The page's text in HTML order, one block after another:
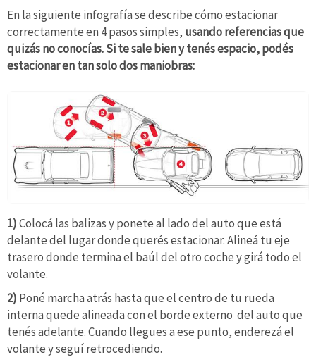
En la siguiente infografía se describe cómo estacionar
correctamente en 4 pasos simples, usando referencias que
quizás no conocías. Si te sale bien y tenés espacio, podés
estacionar en tan solo dos maniobras:
1)Colocá las balizas y ponete al lado del auto que está
delante del lugar donde querés estacionar. Alineá tu eje
trasero donde termina el baúl del otro coche y girá todo el
volante.
2) Poné marcha atrás hasta que el centro de tu rueda
interna quede alineada con el borde externo del auto que
tenés adelante. Cuando llegues a ese punto, enderezá el
volante y seguí retrocediendo.